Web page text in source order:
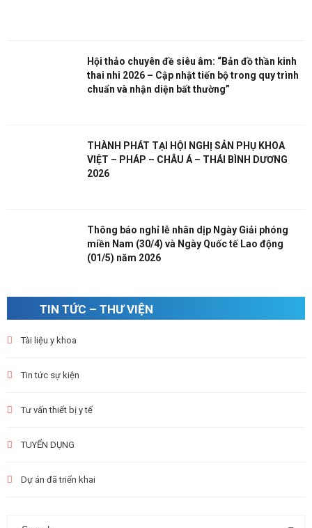
Hội thảo chuyên đề siêu âm: “Bản đồ thần kinh
thai nhi 2026 – Cập nhật tiến bộ trong quy trình
chuẩn và nhận diện bất thường”
THÀNH PHÁT TẠI HỘI NGHỊ SẢN PHỤ KHOA
VIỆT – PHÁP – CHÂU Á – THÁI BÌNH DƯƠNG
2026
Thông báo nghỉ lễ nhân dịp Ngày Giải phóng
miền Nam (30/4) và Ngày Quốc tế Lao động
(01/5) năm 2026
TIN TỨC – THƯ VIỆN
Tài liệu y khoa
Tin tức sự kiện
Tư vấn thiết bị y tế
TUYỂN DỤNG
Dự án đã triển khai